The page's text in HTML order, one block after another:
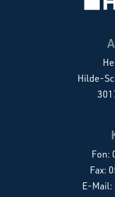
Hilde-
Fon:
Fax:
E-Mail: